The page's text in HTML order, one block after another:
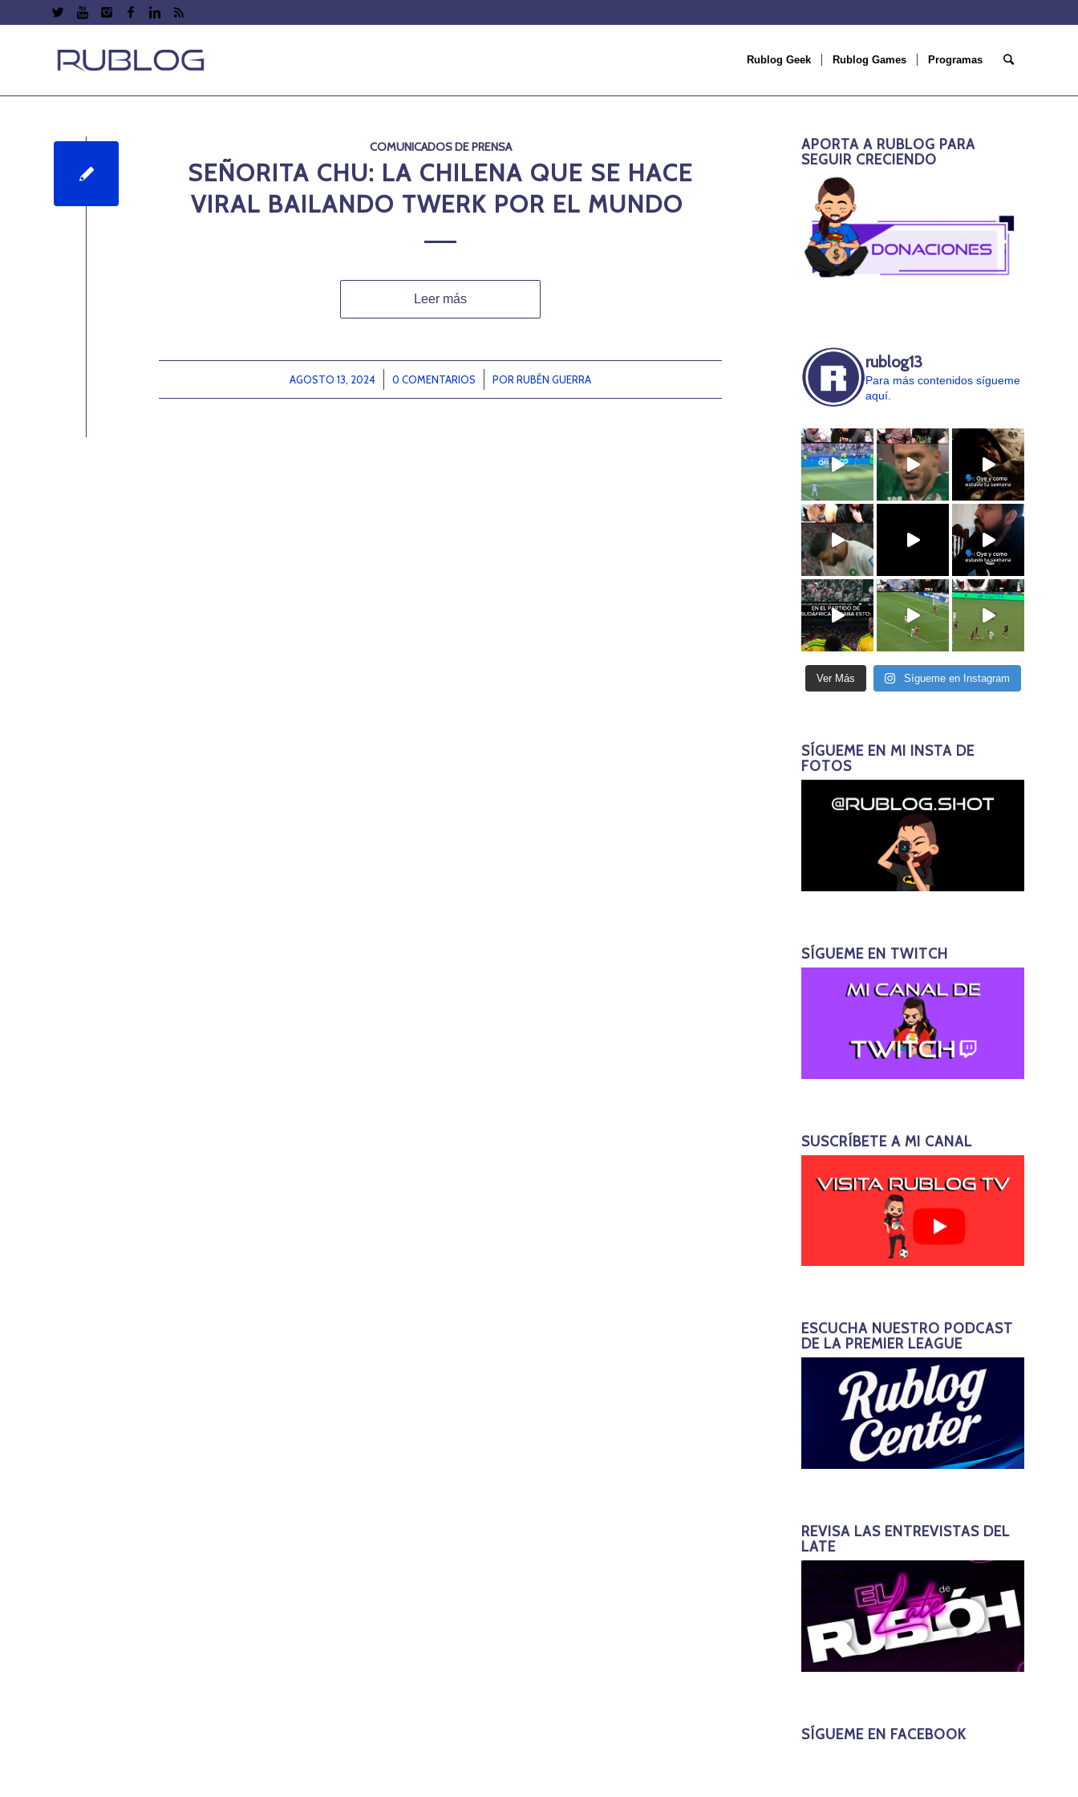
Rublog Geek Rublog Games Programas
COMUNICADOS DE PRENSA
SEÑORITA CHU: LA CHILENA QUE SE HACE
VIRAL BAILANDO TWERK POR EL MUNDO
Leer más
AGOSTO 13, 2024
/ 0 COMENTARIOS
/ PORRUBÉN GUERRA
APORTA A RUBLOG PARA
SEGUIR CRECIENDO
rublog13
Para más contenidos sígueme
aquí.
Ver Más Sígueme en Instagram
SÍGUEME EN MI INSTA DE
FOTOS
SÍGUEME EN TWITCH
SUSCRÍBETE A MI CANAL
ESCUCHA NUESTRO PODCAST
DE LA PREMIER LEAGUE
REVISA LAS ENTREVISTAS DEL
LATE
SÍGUEME EN FACEBOOK